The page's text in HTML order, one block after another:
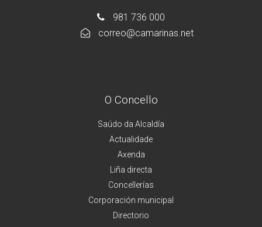
981 736 000
correo@camarinas.net
O Concello
Saúdo da Alcaldía
Actualidade
Axenda
Liña directa
Concellerías
Corporación municipal
Directorio